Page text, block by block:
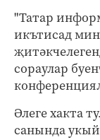
"Татар
икътисад
сораулар
Әлеге хакта
санында